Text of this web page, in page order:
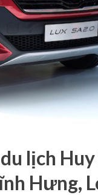
lịch
Hưng,